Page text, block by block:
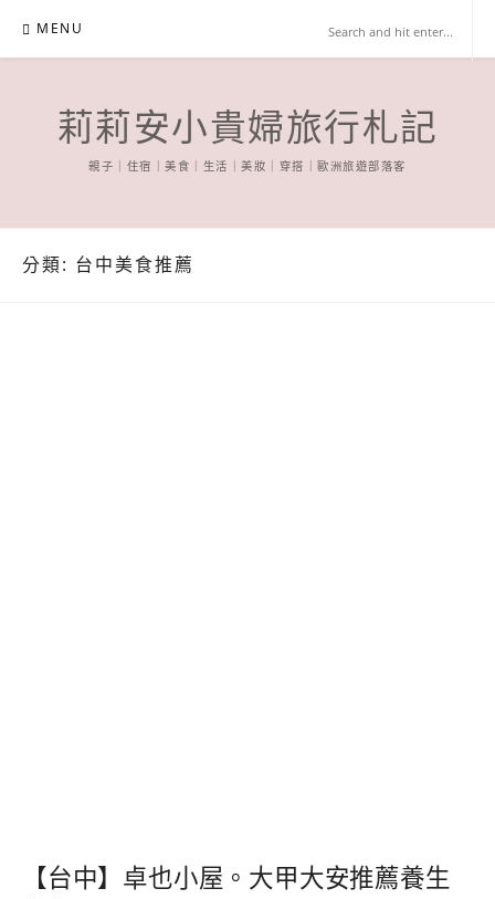
content
MENU
莉莉安小貴婦旅行札記
親子｜住宿｜美食｜生活｜美妝｜穿搭｜歐洲旅遊部落客
分類: 台中美食推薦
【台中】卓也小屋。大甲大安推薦養生